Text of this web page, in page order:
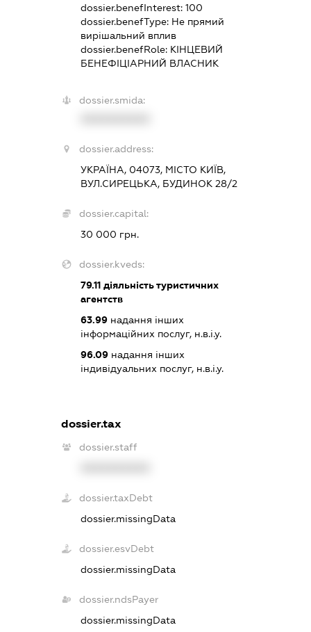
dossier.benefInterest: 100
dossier.benefType: Не прямий
вирішальний вплив
dossier.benefRole: КІНЦЕВИЙ
БЕНЕФІЦІАРНИЙ ВЛАСНИК
dossier.smida:
dossier.address:
УКРАЇНА, 04073, МІСТО КИЇВ,
ВУЛ.СИРЕЦЬКА, БУДИНОК 28/2
dossier.capital:
30 000 грн.
dossier.kveds:
79.11діяльність туристичних
агентств
63.99надання інших
інформаційних послуг, н.в.і.у.
96.09надання інших
індивідуальних послуг, н.в.і.у.
dossier.tax
dossier.staff
dossier.taxDebt
dossier.missingData
dossier.esvDebt
dossier.missingData
dossier.ndsPayer
dossier.missingData